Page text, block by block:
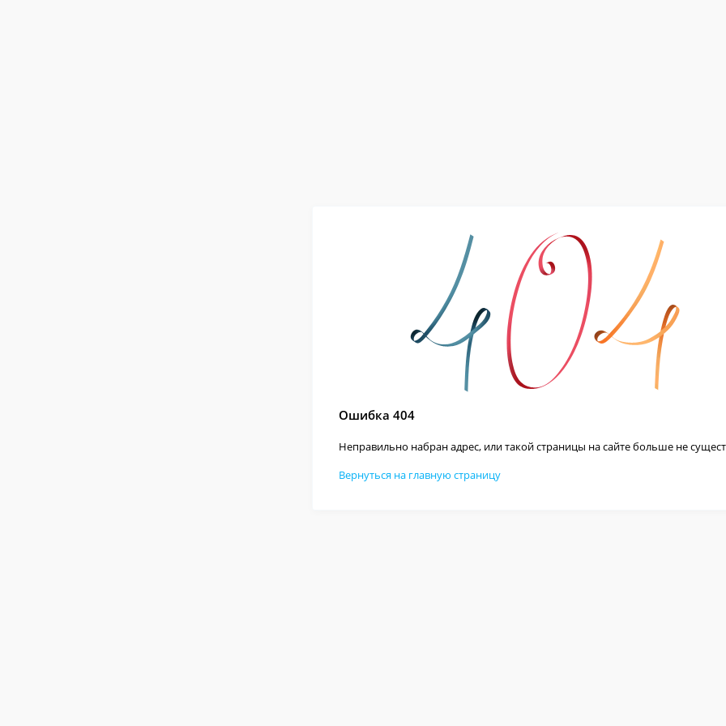
Ошибка 404
Неправильно набран адрес, или такой страницы на сайте больше не
Вернуться на главную страницу